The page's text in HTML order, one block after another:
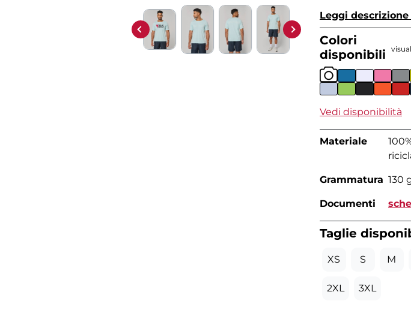
Leggi
Colori
disponibili
Vedi disponibilità
Materiale
Grammatura 130
Documenti
Taglie
XS S M
2XL 3XL